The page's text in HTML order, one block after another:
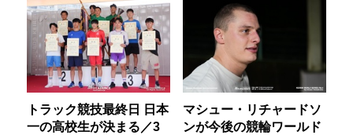
トラック競技最終日 日本
一の高校生が決まる／3
マシュー・リチャードソ
ンが今後の競輪ワールド